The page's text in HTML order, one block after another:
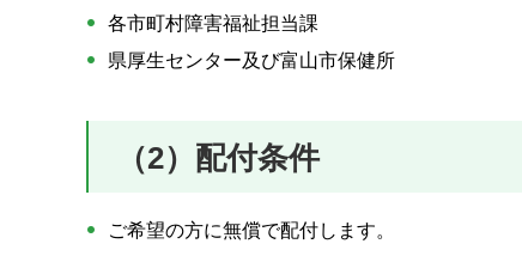
各市町村障害福祉担当課
県厚生センター及び富山市保健所
（2）配付条件
ご希望の方に無償で配付します。